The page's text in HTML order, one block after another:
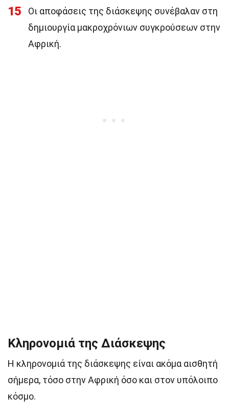
15
Οι αποφάσεις της διάσκεψης συνέβαλαν στη
δημιουργία μακροχρόνιων συγκρούσεων στην
Αφρική.
Κληρονομιά της Διάσκεψης
Η κληρονομιά της διάσκεψης είναι ακόμα αισθητή
σήμερα, τόσο στην Αφρική όσο και στον υπόλοιπο
κόσμο.